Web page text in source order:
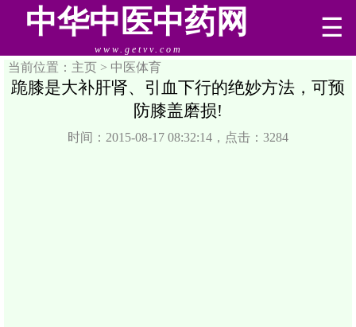
中华中医中药网
www.getvv.com
☰
当前位置：主页 > 中医体育
跪膝是大补肝肾、引血下行的绝妙方法，可预
防膝盖磨损!
时间：2015-08-17 08:32:14，点击：3284